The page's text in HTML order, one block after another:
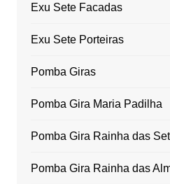
Exu Sete Facadas
Exu Sete Porteiras
Pomba Giras
Pomba Gira Maria Padilha
Pomba Gira Rainha das
Pomba Gira Rainha das